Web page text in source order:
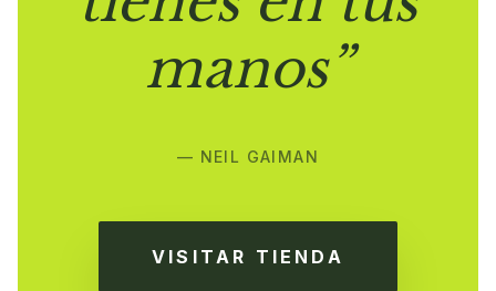
manos”
— NEIL GAIMAN
VISITAR TIENDA